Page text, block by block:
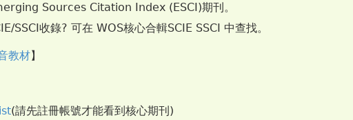
Sources Citation Index (ESCI)期刊。
SSCI收錄? 可在 WOS核心合輯SCIE SSCI 中查找。
教材】
(請先註冊帳號才能看到核心期刊)